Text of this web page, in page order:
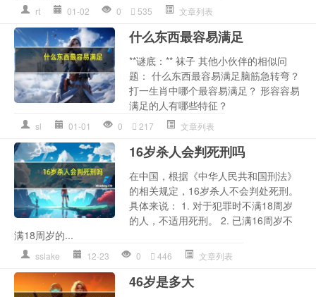
rt 01-02 0 535 文章列表
什么东西最容易满足
**谜底：** 袜子 其他小伙伴的相似问
题： 什么东西最容易满足脑筋急转弯？
打一生肖中哪个最容易满足？ 形容容易
满足的人有哪些特征？
sl 01-01 0 217 文章列表
16岁杀人会判死刑吗
在中国，根据《中华人民共和国刑法》
的相关规定，16岁杀人不会判处死刑。
具体来说： 1. 对于犯罪时不满18周岁
的人，不适用死刑。 2. 已满16周岁不
满18周岁的...
sslake 12-23 0 446 文章列表
46岁是多大